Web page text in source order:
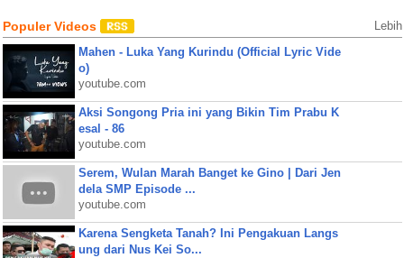
Populer Videos Lebih
Mahen - Luka Yang Kurindu (Official Lyric Vide
o)
youtube.com
Aksi Songong Pria ini yang Bikin Tim Prabu K
esal - 86
youtube.com
Serem, Wulan Marah Banget ke Gino | Dari Jen
dela SMP Episode ...
youtube.com
Karena Sengketa Tanah? Ini Pengakuan Langs
ung dari Nus Kei So...